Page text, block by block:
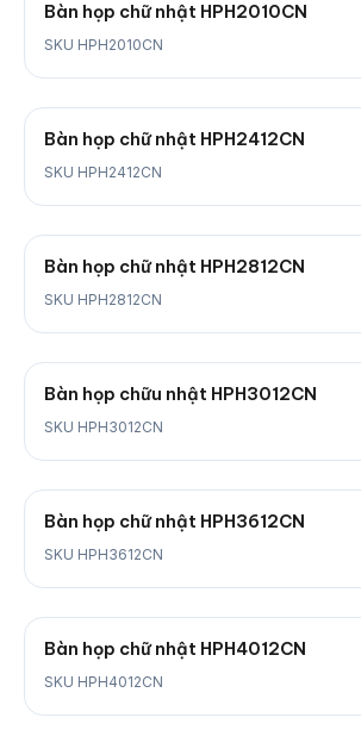
Bàn họp chữ nhật HPH2010CN
SKU HPH2010CN
Bàn họp chữ nhật HPH2412CN
SKU HPH2412CN
Bàn họp chữ nhật HPH2812CN
SKU HPH2812CN
Bàn họp chữu nhật HPH3012CN
SKU HPH3012CN
Bàn họp chữ nhật HPH3612CN
SKU HPH3612CN
Bàn họp chữ nhật HPH4012CN
SKU HPH4012CN